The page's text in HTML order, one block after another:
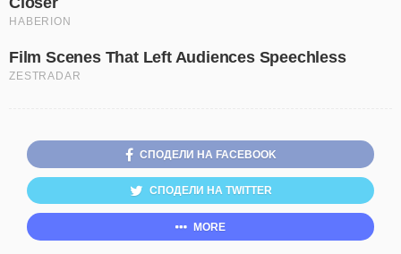
СПОДЕЛИ НА FACEBOOK
СПОДЕЛИ НА TWITTER
MORE